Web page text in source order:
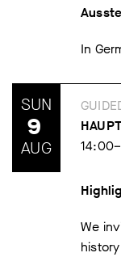
In
SUN
9
AUG
We